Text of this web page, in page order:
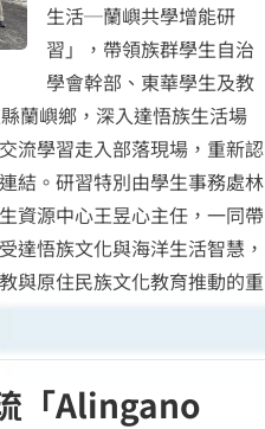
生活─蘭嶼共學增能研
習」，帶領族群學生自治
學會幹部、東華學生及教
蘭嶼鄉，深入達悟族生活場
流學習走入部落現場，重新認
結。研習特別由學生事務處林
資源中心王昱心主任，一同帶
達悟族文化與海洋生活智慧，
與原住民族文化教育推動的重
「Alingano